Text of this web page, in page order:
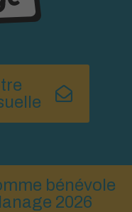
bénévole
2026